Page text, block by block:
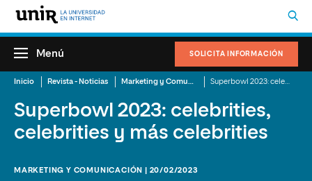
SOLICITA INFORMACIÓN
Menú
Inicio Revista - Noticias Marketing y Comunicación
Superbowl 2023: celebrities,
celebrities y más celebrities
MARKETING Y COMUNICACIÓN | 20/02/2023